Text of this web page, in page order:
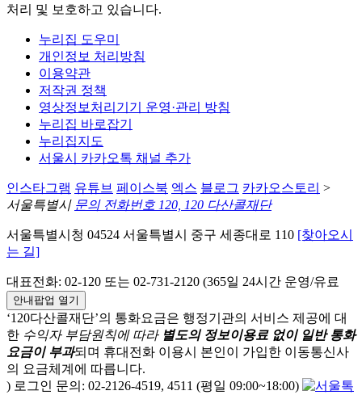
처리 및 보호하고 있습니다.
누리집 도우미
개인정보 처리방침
이용약관
저작권 정책
영상정보처리기기 운영·관리 방침
누리집 바로잡기
누리집지도
서울시 카카오톡 채널 추가
인스타그램 유튜브 페이스북 엑스 블로그 카카오스토리 >
서울특별시 문의 전화번호 120, 120 다산콜재단
서울특별시청 04524 서울특별시 중구 세종대로 110 [찾아오시
는 길]
대표전화: 02-120 또는 02-731-2120 (365일 24시간 운영/유료
안내팝업 열기
‘120다산콜재단’의 통화요금은 행정기관의 서비스 제공에 대
한 수익자 부담원칙에 따라 별도의 정보이용료 없이 일반 통화
요금이 부과되며 휴대전화 이용시 본인이 가입한 이동통신사
의 요금체계에 따릅니다.
) 로그인 문의: 02-2126-4519, 4511 (평일 09:00~18:00)